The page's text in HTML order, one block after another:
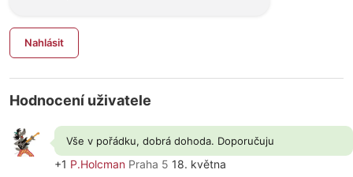
Nahlásit
Hodnocení uživatele
Vše v pořádku, dobrá dohoda. Doporučuju
+1 P.Holcman Praha 5 18. května